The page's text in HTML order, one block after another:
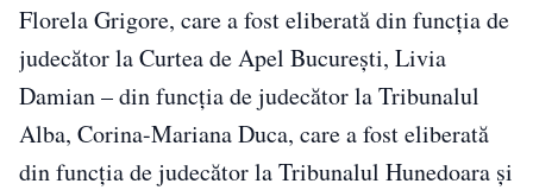
Florela Grigore, care a fost eliberată din funcţia de
judecător la Curtea de Apel Bucureşti, Livia
Damian – din funcţia de judecător la Tribunalul
Alba, Corina-Mariana Duca, care a fost eliberată
din funcţia de judecător la Tribunalul Hunedoara şi